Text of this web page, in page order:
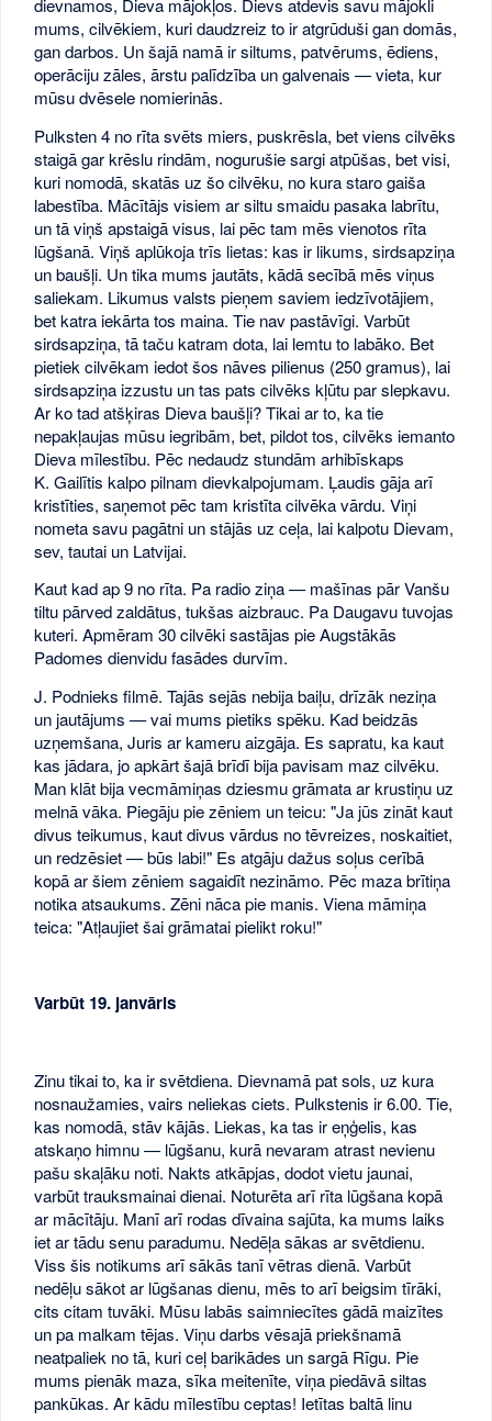
dievnamos, Dieva mājokļos. Dievs atdevis savu mājokli
mums, cilvēkiem, kuri daudzreiz to ir atgrūduši gan domās,
gan darbos. Un šajā namā ir siltums, patvērums, ēdiens,
operāciju zāles, ārstu palīdzība un galvenais — vieta, kur
mūsu dvēsele nomierinās.
Pulksten 4 no rīta svēts miers, puskrēsla, bet viens cilvēks
staigā gar krēslu rindām, nogurušie sargi atpūšas, bet visi,
kuri nomodā, skatās uz šo cilvēku, no kura staro gaiša
labestība. Mācītājs visiem ar siltu smaidu pasaka labrītu,
un tā viņš apstaigā visus, lai pēc tam mēs vienotos rīta
lūgšanā. Viņš aplūkoja trīs lietas: kas ir likums, sirdsapziņa
un baušļi. Un tika mums jautāts, kādā secībā mēs viņus
saliekam. Likumus valsts pieņem saviem iedzīvotājiem,
bet katra iekārta tos maina. Tie nav pastāvīgi. Varbūt
sirdsapziņa, tā taču katram dota, lai lemtu to labāko. Bet
pietiek cilvēkam iedot šos nāves pilienus (250 gramus), lai
sirdsapziņa izzustu un tas pats cilvēks kļūtu par slepkavu.
Ar ko tad atšķiras Dieva baušļi? Tikai ar to, ka tie
nepakļaujas mūsu iegribām, bet, pildot tos, cilvēks iemanto
Dieva mīlestību. Pēc nedaudz stundām arhibīskaps
K. Gailītis kalpo pilnam dievkalpojumam. Ļaudis gāja arī
kristīties, saņemot pēc tam kristīta cilvēka vārdu. Viņi
nometa savu pagātni un stājās uz ceļa, lai kalpotu Dievam,
sev, tautai un Latvijai.
Kaut kad ap 9 no rīta. Pa radio ziņa — mašīnas pār Vanšu
tiltu pārved zaldātus, tukšas aizbrauc. Pa Daugavu tuvojas
kuteri. Apmēram 30 cilvēki sastājas pie Augstākās
Padomes dienvidu fasādes durvīm.
J. Podnieks filmē. Tajās sejās nebija baiļu, drīzāk neziņa
un jautājums — vai mums pietiks spēku. Kad beidzās
uzņemšana, Juris ar kameru aizgāja. Es sapratu, ka kaut
kas jādara, jo apkārt šajā brīdī bija pavisam maz cilvēku.
Man klāt bija vecmāmiņas dziesmu grāmata ar krustiņu uz
melnā vāka. Piegāju pie zēniem un teicu: "Ja jūs zināt kaut
divus teikumus, kaut divus vārdus no tēvreizes, noskaitiet,
un redzēsiet — būs labi!" Es atgāju dažus soļus cerībā
kopā ar šiem zēniem sagaidīt nezināmo. Pēc maza brītiņa
notika atsaukums. Zēni nāca pie manis. Viena māmiņa
teica: "Atļaujiet šai grāmatai pielikt roku!"
Varbūt 19. janvāris
Zinu tikai to, ka ir svētdiena. Dievnamā pat sols, uz kura
nosnaužamies, vairs neliekas ciets. Pulkstenis ir 6.00. Tie,
kas nomodā, stāv kājās. Liekas, ka tas ir eņģelis, kas
atskaņo himnu — lūgšanu, kurā nevaram atrast nevienu
pašu skaļāku noti. Nakts atkāpjas, dodot vietu jaunai,
varbūt trauksmainai dienai. Noturēta arī rīta lūgšana kopā
ar mācītāju. Manī arī rodas dīvaina sajūta, ka mums laiks
iet ar tādu senu paradumu. Nedēļa sākas ar svētdienu.
Viss šis notikums arī sākās tanī vētras dienā. Varbūt
nedēļu sākot ar lūgšanas dienu, mēs to arī beigsim tīrāki,
cits citam tuvāki. Mūsu labās saimniecītes gādā maizītes
un pa malkam tējas. Viņu darbs vēsajā priekšnamā
neatpaliek no tā, kuri ceļ barikādes un sargā Rīgu. Pie
mums pienāk maza, sīka meitenīte, viņa piedāvā siltas
pankūkas. Ar kādu mīlestību ceptas! Ietītas baltā linu